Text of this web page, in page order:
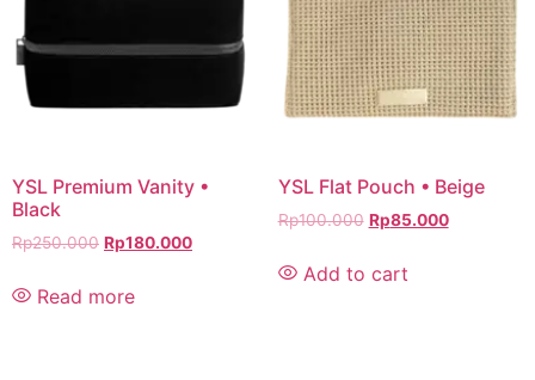
YSL Premium Vanity •
Black
Rp250.000 Rp180.000
Read more
YSL Flat Pouch • Beige
Rp100.000 Rp85.000
Add to cart